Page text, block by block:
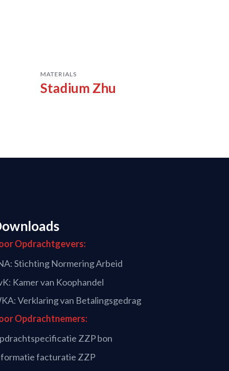
MATERIALS
Stadium Zhu
Opdrachtgevers:
Stichting Normering Arbeid
Kamer van Koophandel
Verklaring van Betalingsgedrag
Opdrachtnemers:
ZZP bon
facturatie ZZP